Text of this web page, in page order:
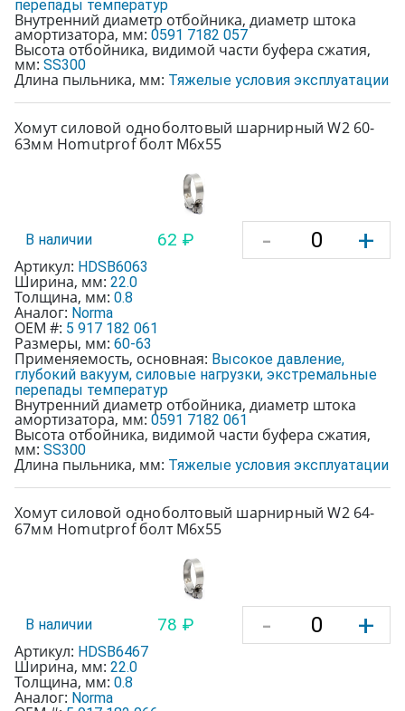
перепады температур
Внутренний диаметр отбойника, диаметр штока
амортизатора, мм: 0591 7182 057
Высота отбойника, видимой части буфера сжатия,
мм: SS300
Длина пыльника, мм: Тяжелые условия эксплуатации
Хомут силовой одноболтовый шарнирный W2 60-
63мм Homutprof болт М6х55
В наличии 62 ₽ - +
Артикул: HDSB6063
Ширина, мм: 22.0
Толщина, мм: 0.8
Аналог: Norma
OEM #: 5 917 182 061
Размеры, мм: 60-63
Применяемость, основная: Высокое давление,
глубокий вакуум, силовые нагрузки, экстремальные
перепады температур
Внутренний диаметр отбойника, диаметр штока
амортизатора, мм: 0591 7182 061
Высота отбойника, видимой части буфера сжатия,
мм: SS300
Длина пыльника, мм: Тяжелые условия эксплуатации
Хомут силовой одноболтовый шарнирный W2 64-
67мм Homutprof болт М6х55
В наличии 78 ₽ - +
Артикул: HDSB6467
Ширина, мм: 22.0
Толщина, мм: 0.8
Аналог: Norma